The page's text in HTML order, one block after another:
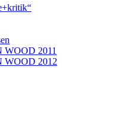
WOOD 2011
WOOD 2012